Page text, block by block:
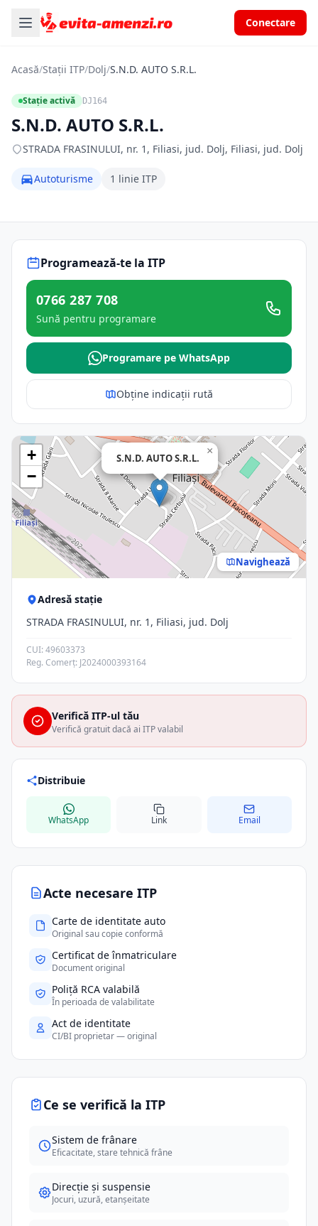
Conectare
Acasă/Stații ITP/Dolj/S.N.D. AUTO S.R.L.
Stație activă DJ164
S.N.D. AUTO S.R.L.
STRADA FRASINULUI, nr. 1, Filiasi, jud. Dolj, Filiasi, jud. Dolj
Autoturisme 1 linie ITP
Acte necesare ITP
Carte de identitate auto
Original sau copie conformă
Certificat de înmatriculare
Document original
Poliță RCA valabilă
În perioada de valabilitate
Act de identitate
CI/BI proprietar — original
Ce se verifică la ITP
Sistem de frânare
Eficacitate, stare tehnică frâne
Direcție și suspensie
Jocuri, uzură, etanșeitate
Programează-te la ITP
0766 287 708
Sună pentru programare
Programare pe WhatsApp
Obține indicații rută
S.N.D. AUTO S.R.L.
×
+
−
Navighează
Adresă stație
STRADA FRASINULUI, nr. 1, Filiasi, jud. Dolj
CUI: 49603373
Reg. Comerț: J2024000393164
Verifică ITP-ul tău
Verifică gratuit dacă ai ITP valabil
Distribuie
WhatsApp Link Email